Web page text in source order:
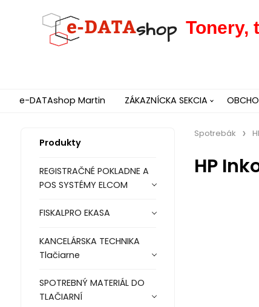
Tonery,
e-DATAshop Martin ZÁKAZNÍCKA SEKCIA
Produkty
REGISTRAČNÉ POKLADNE A
POS SYSTÉMY ELCOM
FISKALPRO EKASA
KANCELÁRSKA TECHNIKA
Tlačiarne
SPOTREBNÝ MATERIÁL DO
TLAČIARNÍ
Spotrebák
HP